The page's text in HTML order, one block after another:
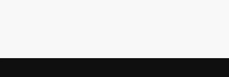
findest